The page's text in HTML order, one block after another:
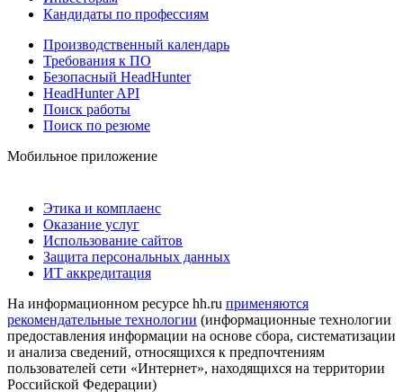
Кандидаты по профессиям
Производственный календарь
Требования к ПО
Безопасный HeadHunter
HeadHunter API
Поиск работы
Поиск по резюме
Мобильное приложение
Этика и комплаенс
Оказание услуг
Использование сайтов
Защита персональных данных
ИТ аккредитация
На информационном ресурсе hh.ru применяются
рекомендательные технологии (информационные технологии
предоставления информации на основе сбора, систематизации
и анализа сведений, относящихся к предпочтениям
пользователей сети «Интернет», находящихся на территории
Российской Федерации)